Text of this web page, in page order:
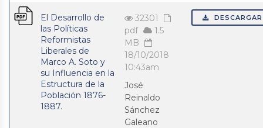
El Desarrollo de
las Políticas
Reformistas
Liberales de
Marco A. Soto y
su Influencia en la
Estructura de la
Población 1876-
1887.
32301
pdf
1.5
MB
18/10/2018
10:43am
José
Reinaldo
Sánchez
Galeano
DESCARGAR